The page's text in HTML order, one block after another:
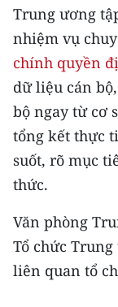
Trung ương
nhiệm vụ
chính quyền
dữ liệu cán
bộ ngay từ cơ
tổng kết thực
suốt, rõ mục
thức.
Văn phòng
Tổ chức
liên quan tổ